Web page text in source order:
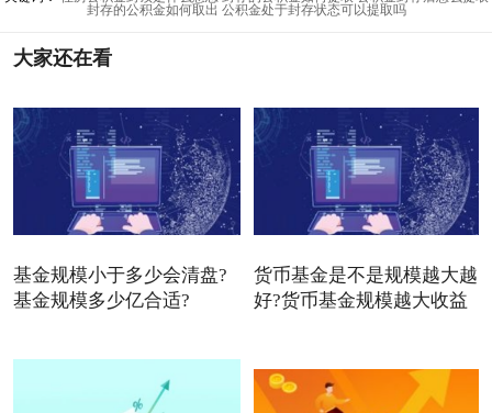
封存的公积金如何取出 公积金处于封存状态可以提取吗
大家还在看
基金规模小于多少会清盘?
基金规模多少亿合适?
货币基金是不是规模越大越
好?货币基金规模越大收益